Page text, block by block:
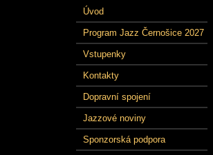
Úvod
Program Jazz Černošice 2027
Vstupenky
Kontakty
Dopravní spojení
Jazzové noviny
Sponzorská podpora